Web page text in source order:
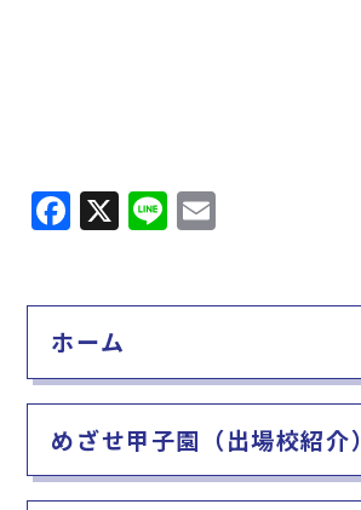
F
a
e
b
o
o
k
X Li
n
l
ホーム
めざせ甲子園（出場校紹介）